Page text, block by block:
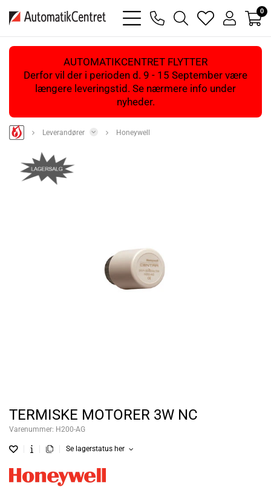
bars
light
phone
magnifying
glass
heart
light
user
light
0
AUTOMATIKCENTRET FLYTTER
Derfor vil der i perioden d. 9 - 15 September være
længere leveringstid. Se nærmere info under
nyheder.
Leverandører Honeywell
TERMISKE MOTORER 3W NC
Varenummer: H200-AG
Se lagerstatus her